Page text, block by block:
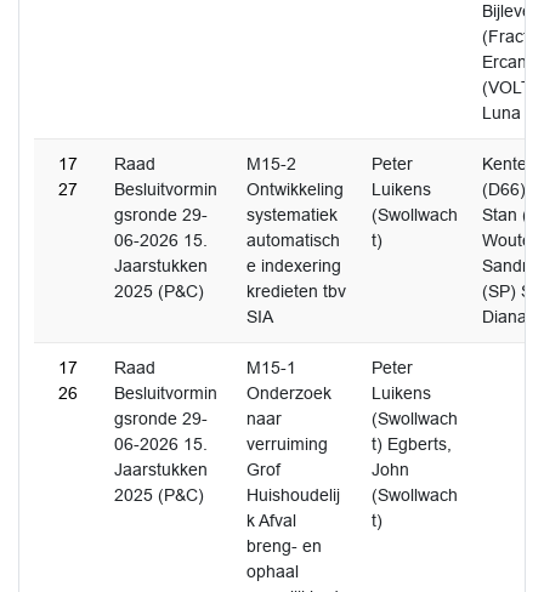
Ercan,
(VOLT)
Luna
17
27
Raad
Besluitvormin
gsronde 29-
06-2026 15.
Jaarstukken
2025 (P&C)
M15-2
Ontwikkeling
systematiek
automatisch
e indexering
kredieten tbv
SIA
Peter
Luikens
(Swollwach
t)
Kenter,
(D66)
Stan
Wouter
Sandra
(SP)
Diana
17
26
Raad
Besluitvormin
gsronde 29-
06-2026 15.
Jaarstukken
2025 (P&C)
M15-1
Onderzoek
naar
verruiming
Grof
Huishoudelij
k Afval
breng- en
ophaal
Peter
Luikens
(Swollwach
t) Egberts,
John
(Swollwach
t)